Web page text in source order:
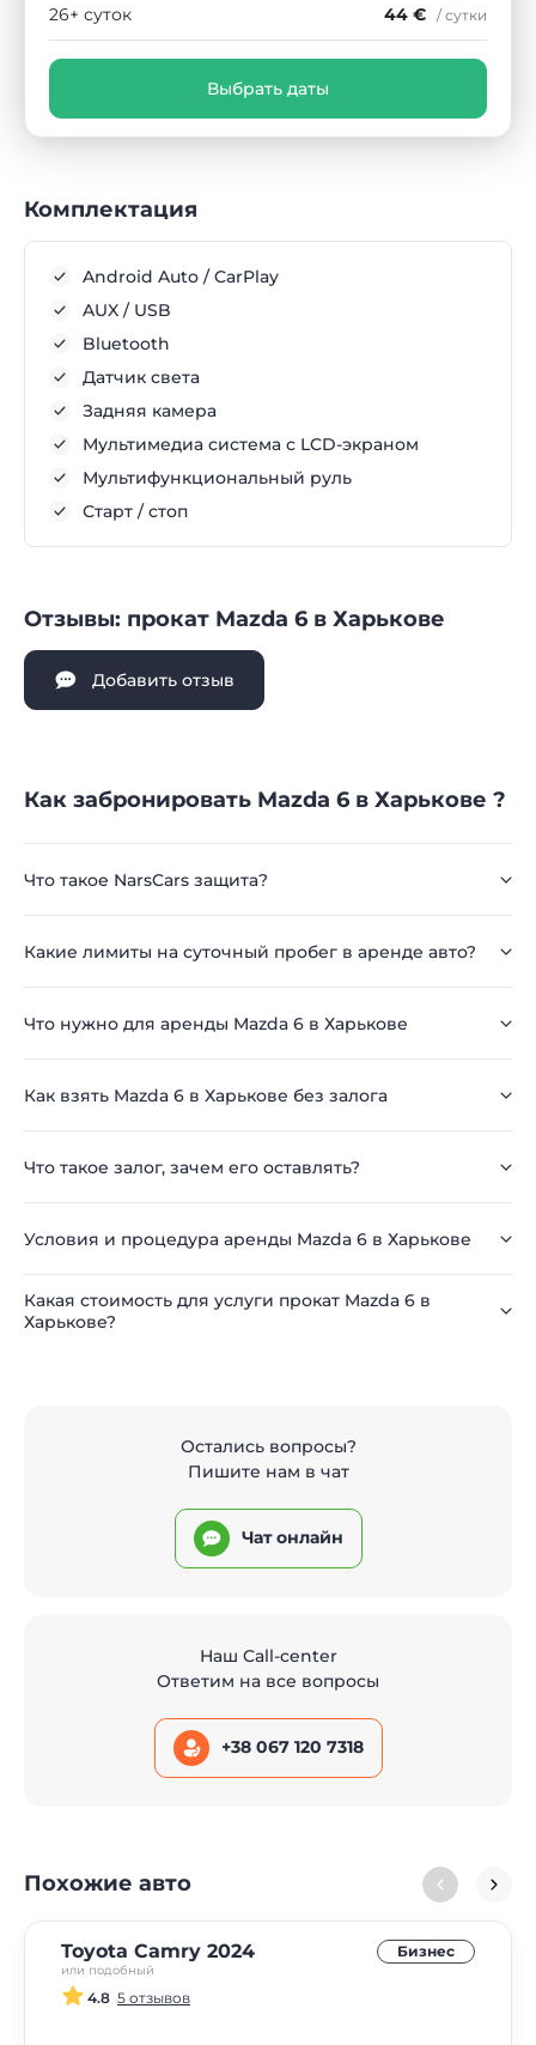
26+ суток 44 € / сутки
Выбрать даты
Комплектация
Android Auto / CarPlay
AUX / USB
Bluetooth
Датчик света
Задняя камера
Мультимедиа система с LCD-экраном
Мультифункциональный руль
Старт / стоп
Отзывы: прокат Mazda 6 в Харькове
Добавить отзыв
Как забронировать Mazda 6 в Харькове ?
Что такое NarsCars защита?
Какие лимиты на суточный пробег в аренде авто?
Что нужно для аренды Mazda 6 в Харькове
Как взять Mazda 6 в Харькове без залога
Что такое залог, зачем его оставлять?
Условия и процедура аренды Mazda 6 в Харькове
Какая стоимость для услуги прокат Mazda 6 в
Харькове?
Остались вопросы?
Пишите нам в чат
Чат онлайн
Наш Call-center
Ответим на все вопросы
+38 067 120 7318
Похожие авто
Toyota Camry 2024
или подобный
Бизнес
4.8 5 отзывов